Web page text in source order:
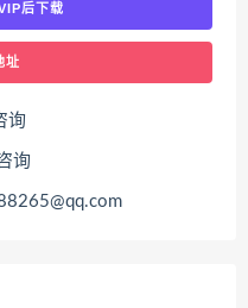
后下载
址
询
询